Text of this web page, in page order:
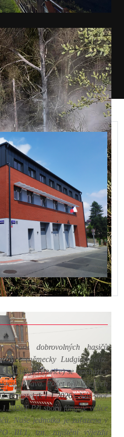
Sboru dobrovolných hasičů
(německy Ludgierzowitz,
Ludgierzowice) se nachází v
Opava. Počet přihlášených
obyvatel (k 1.1.2026). Náš sbor
. Při sboru funguje velice
Naše jednotka je zařazena v
III/1, tzn. zajištění výjezdu